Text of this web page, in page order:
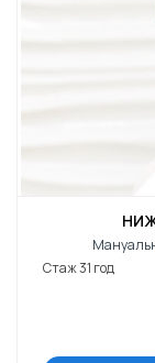
Стаж 31 год